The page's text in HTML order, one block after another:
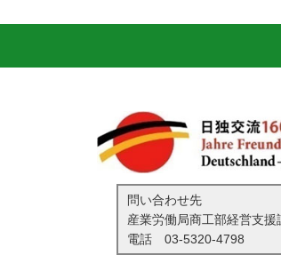
問い合わせ先
産業労働局商工部経営支援
電話 03-5320-4798